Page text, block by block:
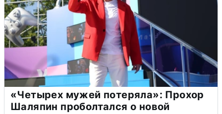
«Четырех мужей потеряла»: Прохор
Шаляпин проболтался о новой